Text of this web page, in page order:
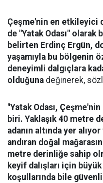
Çeşme'nin en etkileyici
de "Yatak Odası"
belirten Erdinç Ergün,
yaşamıyla bu bölgenin
deneyimli dalgıçlara
olduğuna değinerek,
"Yatak Odası,
biri. Yaklaşık 40 metre
adanın altında yer
andıran doğal
metre derinliğe sahip
keyif dalışları için
koşullarında bile